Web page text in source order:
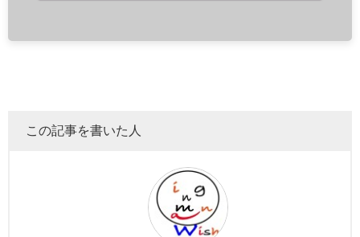
この記事を書いた人